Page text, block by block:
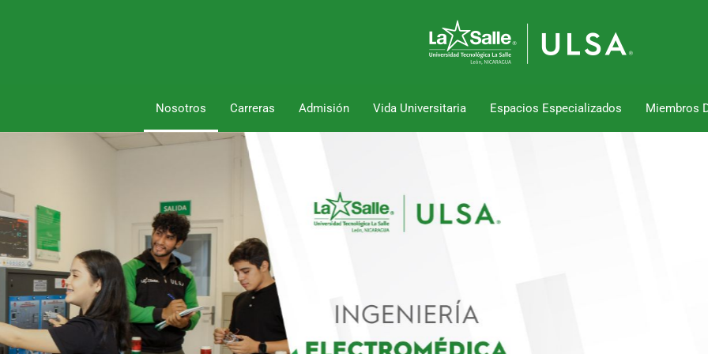
Nosotros Carreras Admisión Vida Universitaria Espacios Especializados Miembros